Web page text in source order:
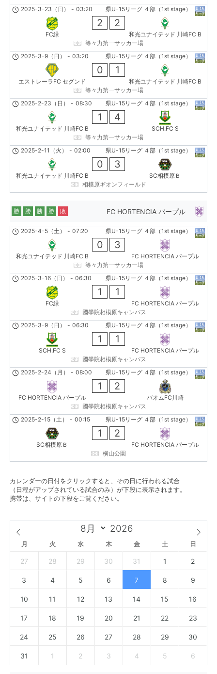
県U-15リーグ ４部（1st stage）
2025-3-23（日） - 03:20
FC緑
2 2
和光ユナイテッド 川崎FC B
等々力第一サッカー場
県U-15リーグ ４部（1st stage）
2025-3-9（日） - 03:20
エストレーラFC セグンド
0 1
和光ユナイテッド 川崎FC B
等々力第一サッカー場
県U-15リーグ ４部（1st stage）
2025-2-23（日） - 08:30
和光ユナイテッド 川崎FC B
1 4
SCH.FC S
等々力第一サッカー場
県U-15リーグ ４部（1st stage）
2025-2-11（火） - 02:00
和光ユナイテッド 川崎FC B
0 3
SC相模原Ｂ
相模原ギオンフィールド
FC HORTENCIA パープル
勝 勝 勝 勝 敗
県U-15リーグ ４部（1st stage）
2025-4-5（土） - 07:20
和光ユナイテッド 川崎FC B
0 3
FC HORTENCIA パープル
等々力第一サッカー場
県U-15リーグ ４部（1st stage）
2025-3-16（日） - 06:30
FC緑
1 1
FC HORTENCIA パープル
國學院相模原キャンパス
県U-15リーグ ４部（1st stage）
2025-3-9（日） - 06:30
SCH.FC S
1 1
FC HORTENCIA パープル
國學院相模原キャンパス
県U-15リーグ ４部（1st stage）
2025-2-24（月） - 08:00
FC HORTENCIA パープル
1 2
バオムFC川崎
國學院相模原キャンパス
県U-15リーグ ４部（1st stage）
2025-2-15（土） - 00:15
SC相模原Ｂ
1 2
FC HORTENCIA パープル
横山公園
カレンダーの日付をクリックすると、その日に行われる試合
（日程がアップされている試合のみ）が下段に表示されます。
携帯は、サイトの下段をご覧ください。
月 火 水 木 金 土 日
27 28 29 30 31 1 2
3 4 5 6 7 8 9
10 11 12 13 14 15 16
17 18 19 20 21 22 23
24 25 26 27 28 29 30
31 1 2 3 4 5 6